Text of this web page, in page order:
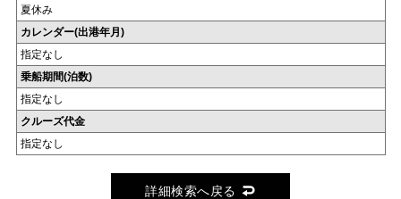
夏休み
カレンダー(出港年月)
指定なし
乗船期間(泊数)
指定なし
クルーズ代金
指定なし
詳細検索へ戻る